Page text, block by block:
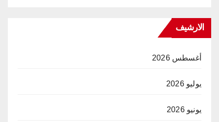
الارشيف
أغسطس 2026
يوليو 2026
يونيو 2026